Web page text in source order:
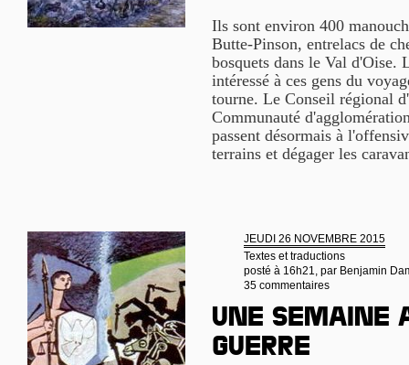
Ils sont environ 400
Butte-Pinson, entrelacs de
bosquets dans le Val d'Oise.
intéressé à ces gens du
tourne. Le Conseil régional
Communauté
passent désormais à
terrains et dégager les
JEUDI 26 NOVEMBRE 2015
Textes et traductions
posté à 16h21, par Benjamin
35 commentaires
Une semaine
guerre